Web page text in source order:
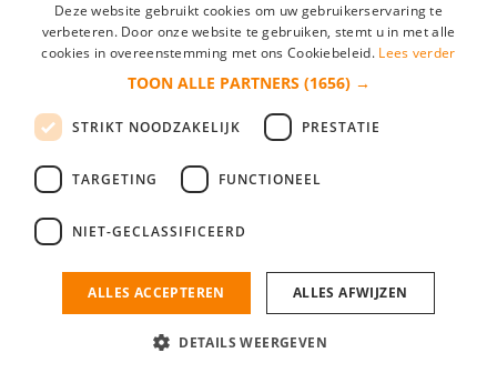
E-mail*
login gegevens onthouden
login
Bedrijf aanmelden
nieuwe collega/werknemer zo gevonden!
Deze website gebruikt cookies om uw gebruikerservaring te
verbeteren. Door onze website te gebruiken, stemt u in met alle
cookies in overeenstemming met ons Cookiebeleid. Lees verder
TOON ALLE PARTNERS (1656) →
STRIKT NOODZAKELIJK PRESTATIE
TARGETING FUNCTIONEEL
NIET-GECLASSIFICEERD
ALLES ACCEPTEREN ALLES AFWIJZEN
DETAILS WEERGEVEN